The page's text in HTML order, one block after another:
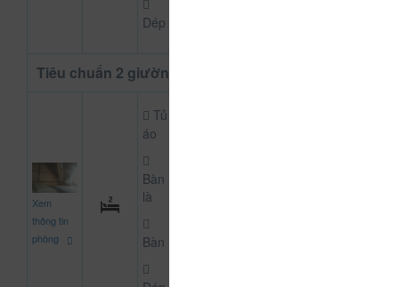
Dép
Tiêu chuẩn 2 giường
Xem
thông tin
phòng
Tủ
áo
Bàn
là
Bàn